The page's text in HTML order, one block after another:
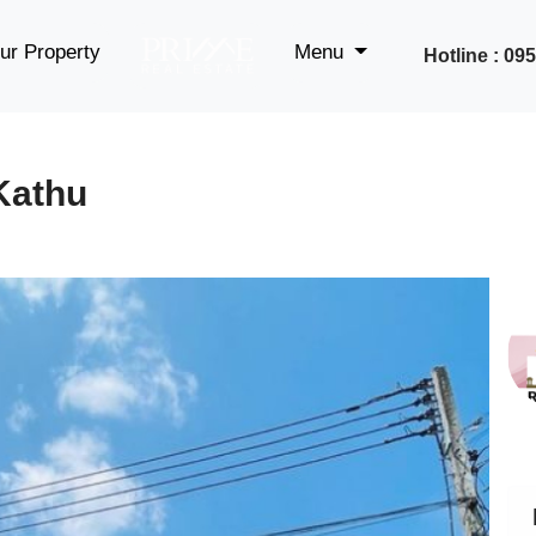
Property Menu Hotline :